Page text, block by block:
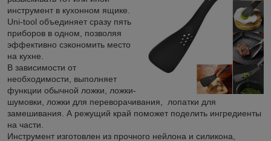
инструмент в кухонном ящике.
Uni-tool объединяет сразу пять
приборов в одном, позволяя
эффективно сэкономить место
на кухне.
В зависимости от
необходимости, выполняет
функции обычной ложки, ложки-
шумовки, ложки для переворачивания, лопатки для
замешивания. А режущий край поможет поделить ингредиенты
на части.
Инструмент изготовлен из прочного нейлона и силикона,